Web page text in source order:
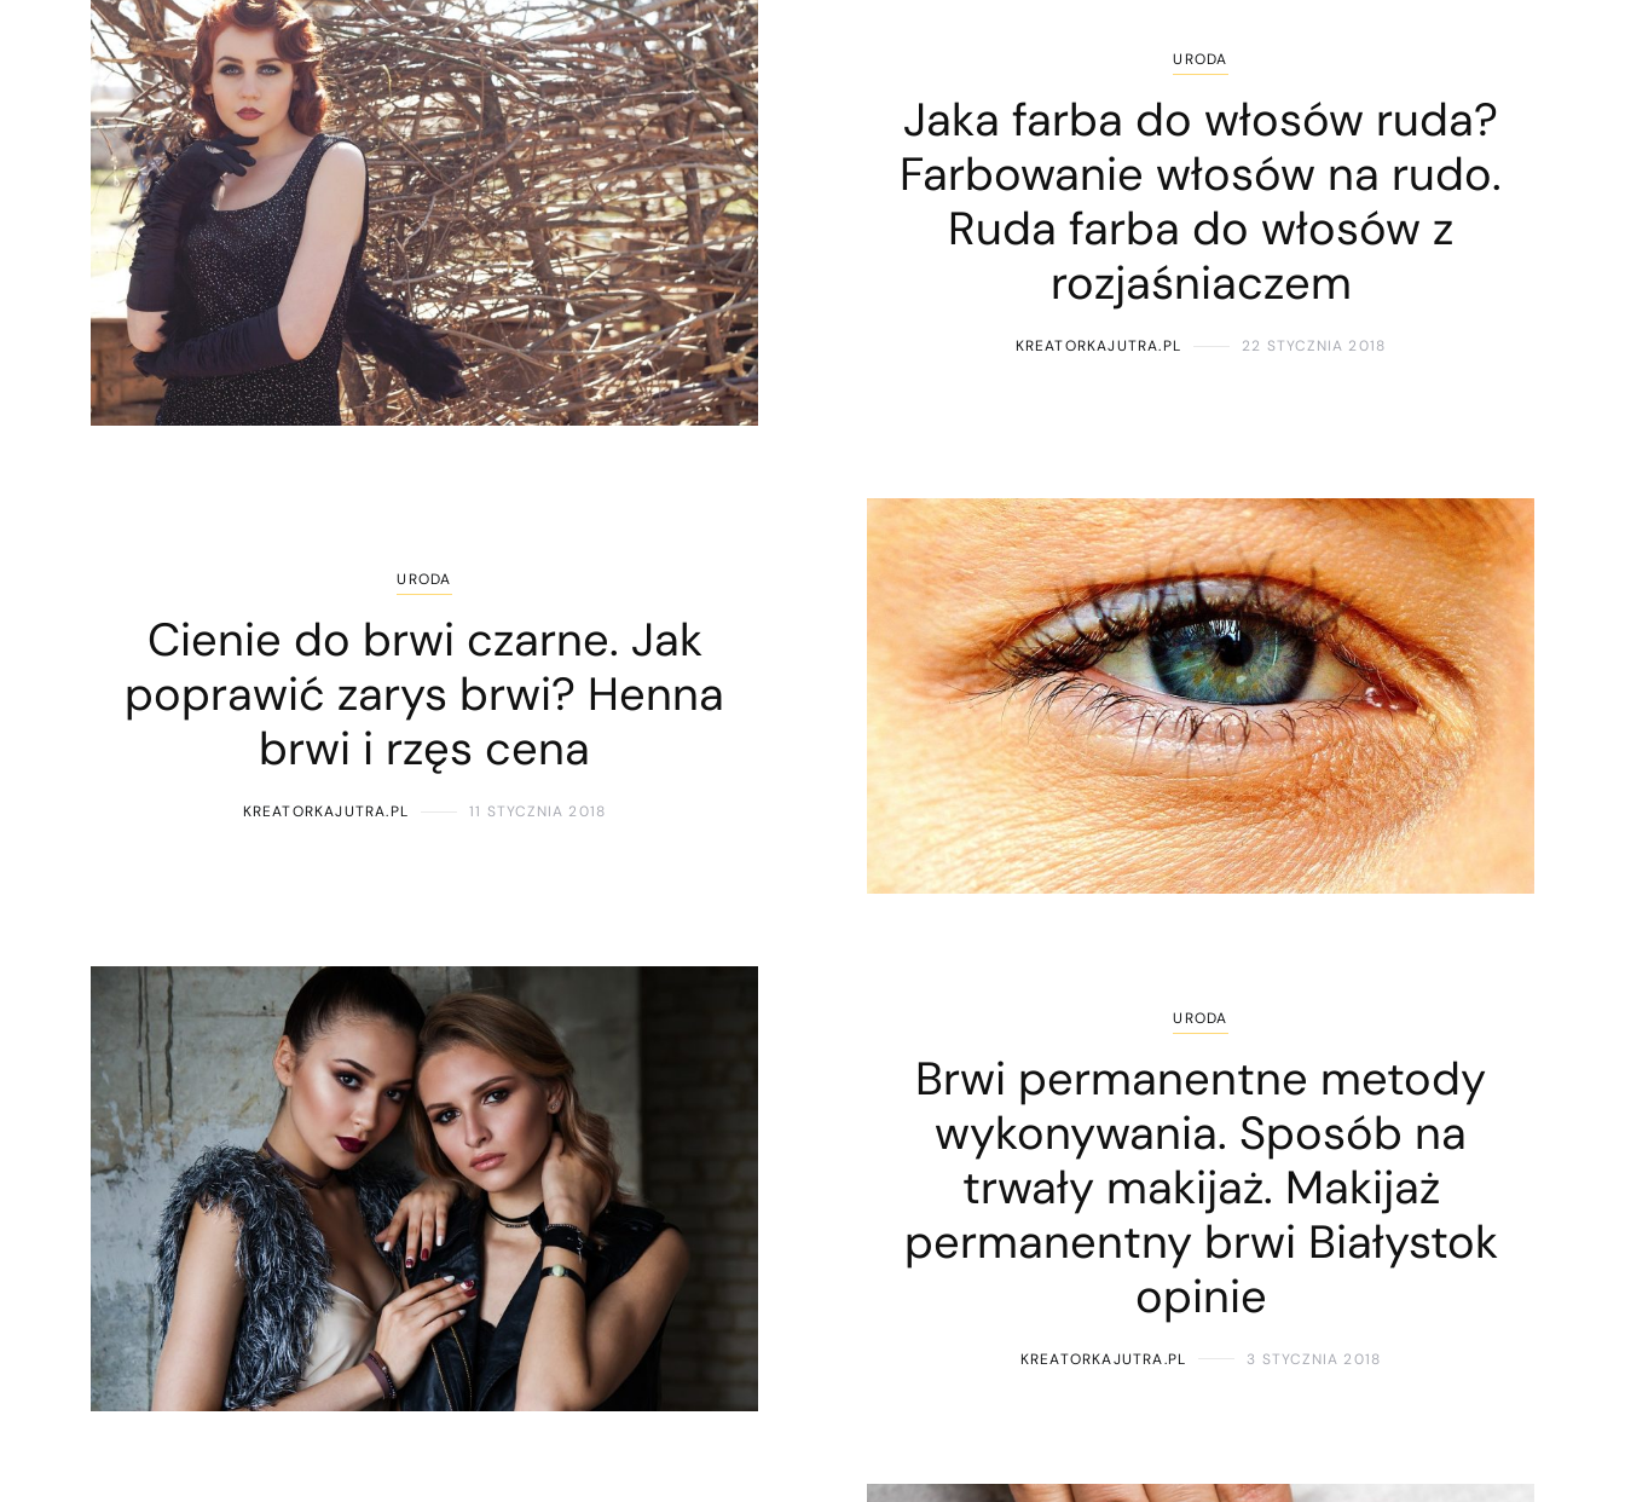
URODA
Jaka farba do włosów ruda?
Farbowanie włosów na rudo.
Ruda farba do włosów z
rozjaśniaczem
KREATORKAJUTRA.PL 22 STYCZNIA 2018
URODA
Cienie do brwi czarne. Jak
poprawić zarys brwi? Henna
brwi i rzęs cena
KREATORKAJUTRA.PL 11 STYCZNIA 2018
URODA
Brwi permanentne metody
wykonywania. Sposób na
trwały makijaż. Makijaż
permanentny brwi Białystok
opinie
KREATORKAJUTRA.PL 3 STYCZNIA 2018